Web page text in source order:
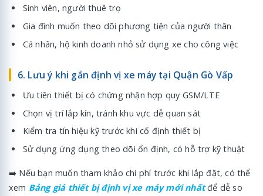
Sinh viên, người thuê trọ
Gia đình muốn theo dõi phương tiện của người thân
Cá nhân, hộ kinh doanh nhỏ sử dụng xe cho công việc
6. Lưu ý khi gắn định vị xe máy tại Quận Gò Vấp
Ưu tiên thiết bị có chứng nhận hợp quy GSM/LTE
Chọn vị trí lắp kín, tránh khu vực dễ quan sát
Kiểm tra tín hiệu kỹ trước khi cố định thiết bị
Sử dụng ứng dụng theo dõi ổn định, có hỗ trợ kỹ thuật
➡️ Nếu bạn muốn tham khảo chi phí trước khi lắp đặt, có thể
xem Bảng giá thiết bị định vị xe máy mới nhấtđể dễ so